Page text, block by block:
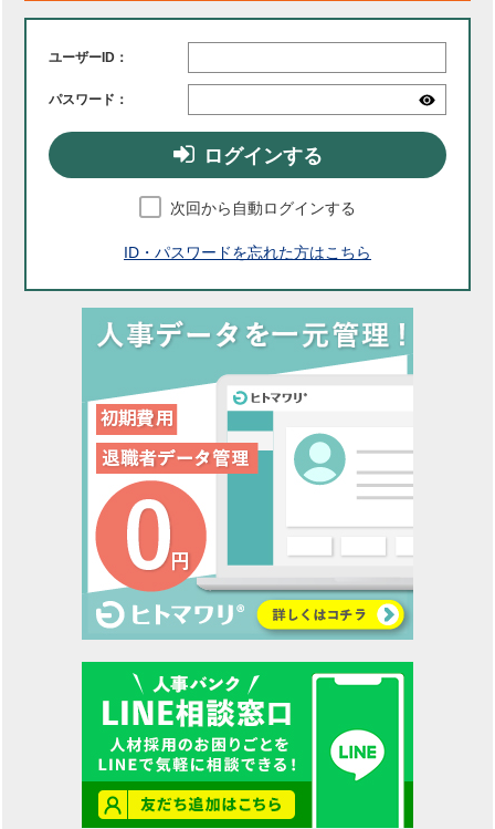
ユーザーID：
パスワード：
ログインする
次回から自動ログインする
ID・パスワードを忘れた方はこちら